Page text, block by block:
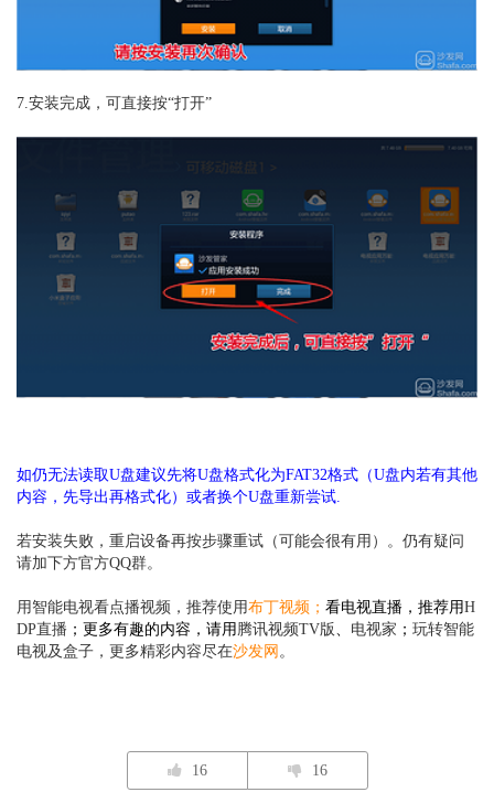
7.安装完成，可直接按“打开”
如仍无法读取U盘建议先将U盘格式化为FAT32格式（U盘内若有其他
内容，先导出再格式化）或者换个U盘重新尝试.
若安装失败，重启设备再按步骤重试（可能会很有用）。仍有疑问
请加下方官方QQ群。
用智能电视看点播视频，推荐使用布丁视频 ； 看电视直播，推荐用H
DP直播 ；更多有趣的内容，请用 腾讯视频TV版 电视家 ； 玩转智能
电视及盒子，更多精彩内容尽在沙发网 。
16 16